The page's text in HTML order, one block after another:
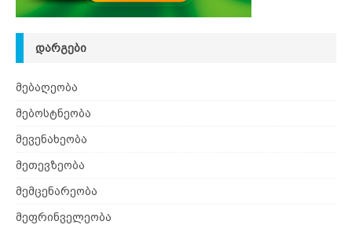
ᲓᲐᲠᲒᲔᲑᲘ
მებაღეობა
მებოსტნეობა
მევენახეობა
მეთევზეობა
მემცენარეობა
მეფრინველეობა